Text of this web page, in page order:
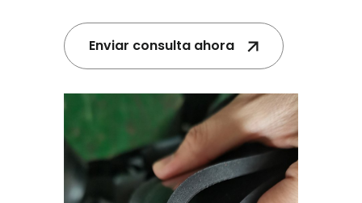
Enviar consulta ahora